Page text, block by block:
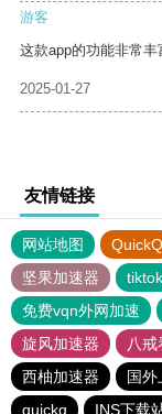
游客
这款app的功能非常丰
2025-01-27
友情链接
网站地图 QuickQ
坚果加速器
免费vqn外网加速
旋风加速器
八戒
西柚加速器
国外
quickq
INS下载